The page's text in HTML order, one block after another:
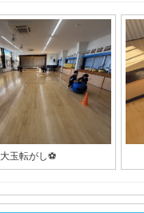
大玉転がし⚽️